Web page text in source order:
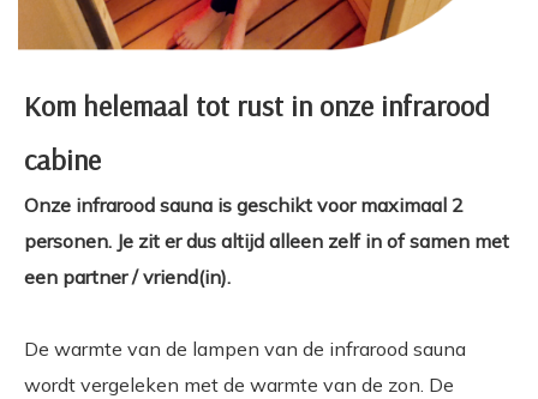
Kom helemaal tot rust in onze infrarood
cabine
Onze infrarood sauna is geschikt voor maximaal 2
personen. Je zit er dus altijd alleen zelf in of samen met
een partner / vriend(in).
De warmte van de lampen van de infrarood sauna
wordt vergeleken met de warmte van de zon. De